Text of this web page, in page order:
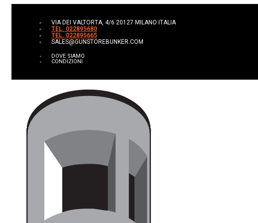
VIA DEI VALTORTA, 4/6 20127 MILANO ITALIA
TEL. 022895680
TEL. 022895665
SALES@GUNSTOREBUNKER.COM
DOVE SIAMO
CONDIZIONI